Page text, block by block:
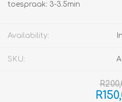
toespraak: 3-3.5min
Availability:
SKU: